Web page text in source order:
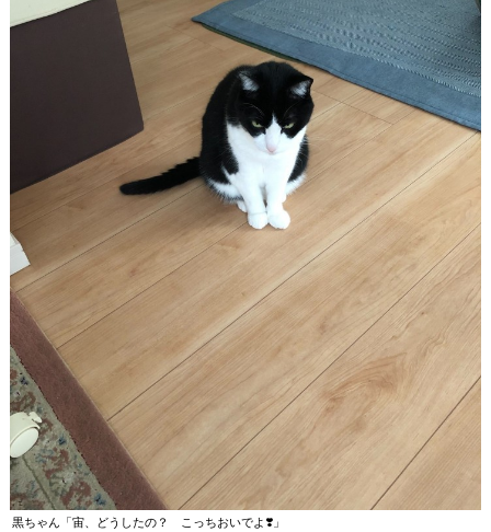
黒ちゃん「宙、どうしたの？ こっちおいでよ❣️」